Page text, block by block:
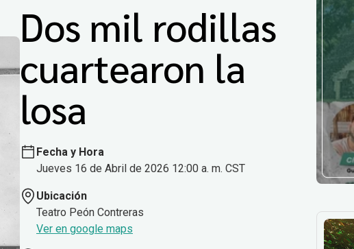
Dos mil rodillas
cuartearon la
losa
Fecha y Hora
Jueves 16 de Abril de 2026 12:00 a. m. CST
Ubicación
Teatro Peón Contreras
Ver en google maps